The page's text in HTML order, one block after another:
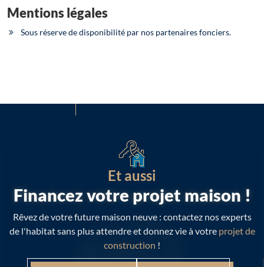
Mentions légales
Sous réserve de disponibilité par nos partenaires fonciers.
Et aussi
Financez votre projet maison !
Rêvez de votre future maison neuve : contactez nos experts
de l'habitat sans plus attendre et donnez vie à votre projet de
construction !